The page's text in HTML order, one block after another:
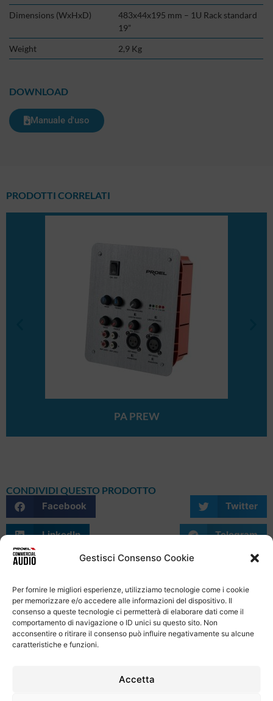
Gestisci Consenso Cookie
Per fornire le migliori esperienze, utilizziamo tecnologie come i cookie
per memorizzare e/o accedere alle informazioni del dispositivo. Il
consenso a queste tecnologie ci permetterà di elaborare dati come il
comportamento di navigazione o ID unici su questo sito. Non
acconsentire o ritirare il consenso può influire negativamente su alcune
caratteristiche e funzioni.
Accetta
Dimensions (WxHxD)
483x44x195 mm – 1U Rack standard
19”
Weight
2,9 Kg
DOWNLOAD
Manuale d'uso
PRODOTTI CORRELATI
PA PREW
CONDIVIDI QUESTO PRODOTTO
Facebook
Twitter
LinkedIn Telegram
WhatsApp Email Skype